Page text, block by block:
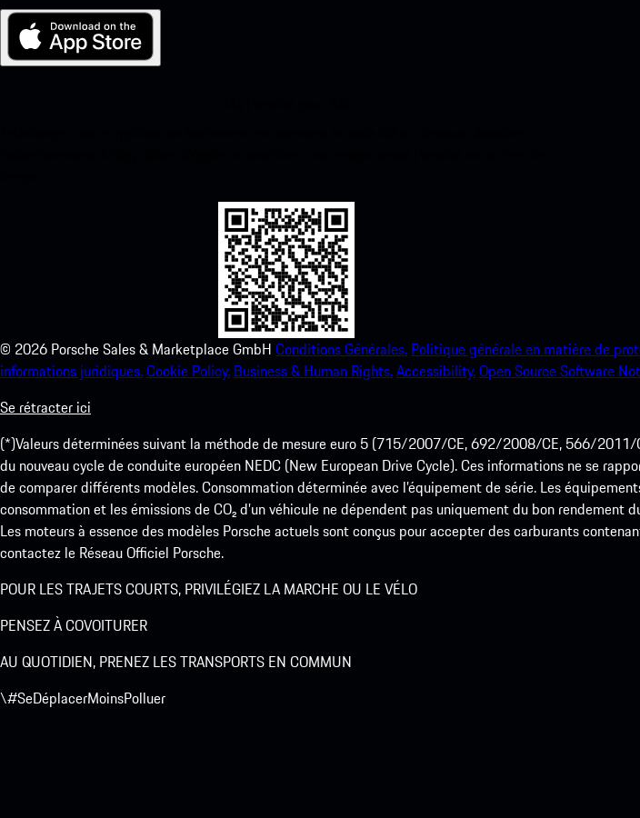
© 2026 Porsche Sales & Marketplace GmbH Conditions Générales. Politique générale en matière de
informations juridiques.Cookie Policy. Business & Human Rights.Accessibility.Open Source Software
Se rétracter ici
(*)Valeurs déterminées suivant la méthode de mesure euro 5 (715/2007/CE, 692/2008/CE, 566/
du nouveau cycle de conduite européen NEDC (New European Drive Cycle). Ces informations ne se
de comparer différents modèles. Consommation déterminée avec l’équipement de série. Les
consommation et les émissions de CO₂ d’un véhicule ne dépendent pas uniquement du bon
Les moteurs à essence des modèles Porsche actuels sont conçus pour accepter des carburants
contactez le Réseau Officiel Porsche.
POUR LES TRAJETS COURTS, PRIVILÉGIEZ LA MARCHE OU LE VÉLO
PENSEZ À COVOITURER
AU QUOTIDIEN, PRENEZ LES TRANSPORTS EN COMMUN
\#SeDéplacerMoinsPolluer